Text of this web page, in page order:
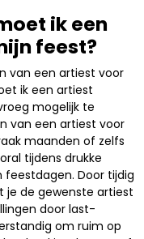
ik een
feest?
van een artiest voor
ik een artiest
mogelijk te
van een artiest voor
maanden of zelfs
tijdens drukke
Door tijdig
je de gewenste artiest
door last-
om ruim op